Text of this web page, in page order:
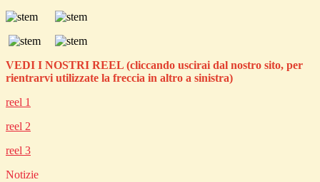
VEDI I NOSTRI REEL (cliccando uscirai dal nostro sito, per
rientrarvi utilizzate la freccia in altro a sinistra)
reel 1
reel 2
reel 3
Notizie